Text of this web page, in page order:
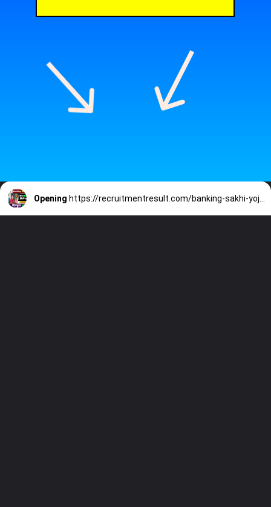
Opening https://recruitmentresult.com/banking-sakhi-yojana-2023/